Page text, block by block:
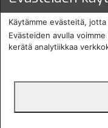
Protecomp
Käytämme evästeitä,
Evästeiden avulla
kerätä analytiikkaa